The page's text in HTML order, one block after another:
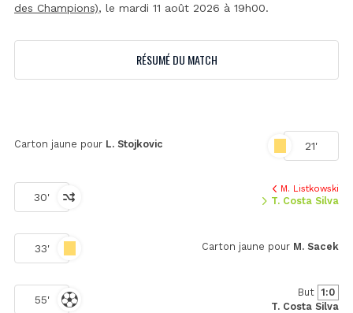
des Champions), le mardi 11 août 2026 à 19h00.
RÉSUMÉ DU MATCH
21'
Carton jaune pour L. Stojkovic
30'
M. Listkowski
T. Costa Silva
33' Carton jaune pour M. Sacek
55'
But 1:0
T. Costa Silva